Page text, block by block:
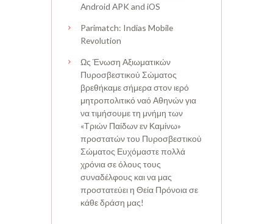
Android APK and iOS
Parimatch: Indias Mobile
Revolution
Ως Ένωση Αξιωματικών
Πυροσβεστικού Σώματος
βρεθήκαμε σήμερα στον ιερό
μητροπολιτικό ναό Αθηνών για
να τιμήσουμε τη μνήμη των
«Τριών Παίδων εν Καμίνω»
προστατών του Πυροσβεστικού
Σώματος Ευχόμαστε πολλά
χρόνια σε όλους τους
συναδέλφους και να μας
προστατεύει η Θεία Πρόνοια σε
κάθε δράση μας!